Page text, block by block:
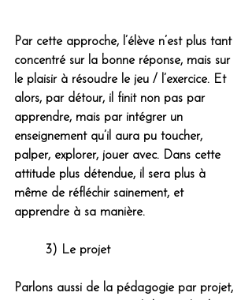
Par cette approche, l’élève n’est plus tant
concentré sur la bonne réponse, mais sur
le plaisir à résoudre le jeu / l’exercice. Et
alors, par détour, il finit non pas par
apprendre, mais par intégrer un
enseignement qu’il aura pu toucher,
palper, explorer, jouer avec. Dans cette
attitude plus détendue, il sera plus à
même de réfléchir sainement, et
apprendre à sa manière.
	3) Le projet
Parlons aussi de la pédagogie par projet,